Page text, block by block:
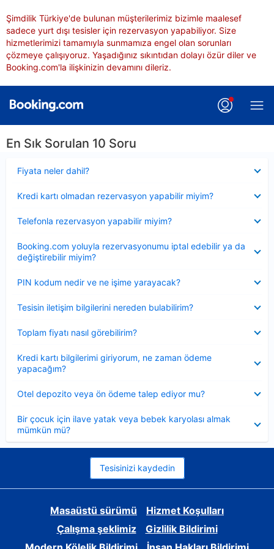
Şimdilik Türkiye'de bulunan müşterilerimiz bizimle maalesef
sadece yurt dışı tesisler için rezervasyon yapabiliyor. Size
hizmetlerimizi tamamıyla sunmamıza engel olan sorunları
çözmeye çalışıyoruz. Yaşadığınız sıkıntıdan dolayı özür diler ve
Booking.com'la ilişkinizin devamını dileriz.
En Sık Sorulan 10 Soru
Fiyata neler dahil?
Kredi kartı olmadan rezervasyon yapabilir miyim?
Telefonla rezervasyon yapabilir miyim?
Booking.com yoluyla rezervasyonumu iptal edebilir ya da
değiştirebilir miyim?
PIN kodum nedir ve ne işime yarayacak?
Tesisin iletişim bilgilerini nereden bulabilirim?
Toplam fiyatı nasıl görebilirim?
Kredi kartı bilgilerimi giriyorum, ne zaman ödeme
yapacağım?
Otel depozito veya ön ödeme talep ediyor mu?
Bir çocuk için ilave yatak veya bebek karyolası almak
mümkün mü?
Tesisinizi kaydedin
Masaüstü sürümü
Hizmet Koşulları
Çalışma şeklimiz
Gizlilik Bildirimi